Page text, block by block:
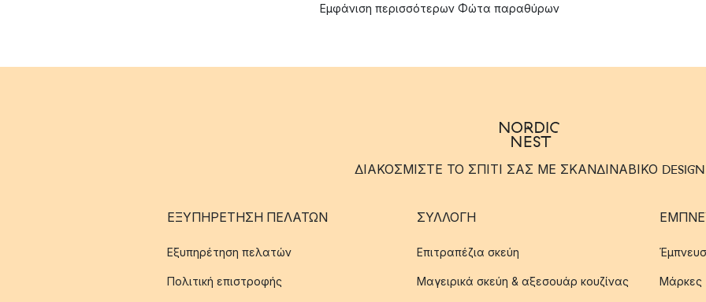
Εμφάνιση περισσότερων Φώτα παραθύρων
ΔΙΑΚΟΣΜΙΣΤΕ ΤΟ ΣΠΙΤΙ ΣΑΣ ΜΕ ΣΚΑΝΔΙΝΑΒΙΚΟ DESIGN
ΕΞΥΠΗΡΈΤΗΣΗ ΠΕΛΑΤΏΝ
Εξυπηρέτηση πελατών
Πολιτική επιστροφής
ΣΥΛΛΟΓΉ
Επιτραπέζια σκεύη
Μαγειρικά σκεύη & αξεσουάρ κουζίνας Μάρκες